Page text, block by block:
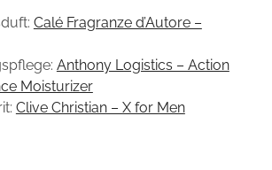
Calé Fragranze d’Autore –
Anthony Logistics – Action
Moisturizer
Clive Christian – X for Men